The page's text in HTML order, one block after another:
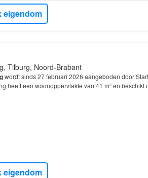
eigendom
Tilburg, Noord-Brabant
wordt sinds 27 februari 2026 aangeboden door
heeft een woonoppervlakte van 41 m² en beschikt
eigendom